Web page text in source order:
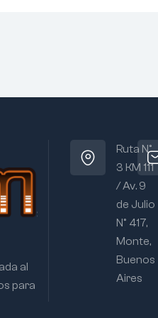
al
para
Ruta N°
3 KM 111
/ Av. 9
de Julio
N° 417,
Monte,
Buenos
Aires